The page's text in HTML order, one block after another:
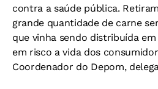
contra a saúde pública.
grande quantidade de carne
que vinha sendo distribuída
em risco a vida dos
Coordenador do Depom,